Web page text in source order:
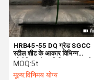
HRB45-55 DQ ग्रेड SGCC
स्टील शीट के आकार विभिन्न
औद्योगिक और वाणिज्यिक अनुप्रयोगों
के लिए आदर्श
MOQ:5t
मूल्य:विनिमय योग्य